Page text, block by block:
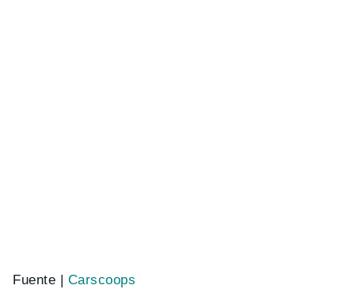
Fuente | Carscoops